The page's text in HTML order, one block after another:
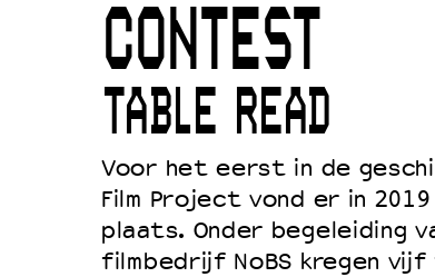
Duurzaamheid
Culturele boycot Israël
Ruimte voor artistieke
CONTEST
TABLE READ
Voor het eerst in de
Film Project vond er in
plaats. Onder begeleiding
filmbedrijf NoBS kregen vijf